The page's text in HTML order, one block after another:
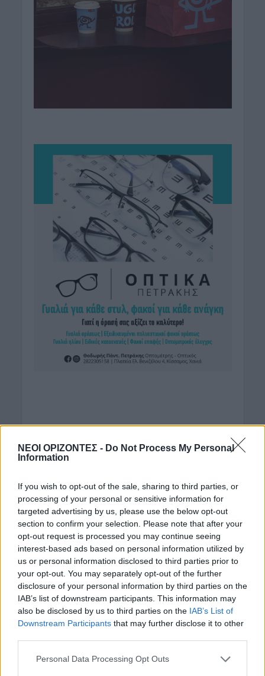
ΝΕΟΙ ΟΡΙΖΟΝΤΕΣ - Do Not Process My Personal
Information
If you wish to opt-out of the sale, sharing to third parties, or
processing of your personal or sensitive information for
targeted advertising by us, please use the below opt-out
section to confirm your selection. Please note that after your
opt-out request is processed you may continue seeing
interest-based ads based on personal information utilized by
us or personal information disclosed to third parties prior to
your opt-out. You may separately opt-out of the further
disclosure of your personal information by third parties on the
IAB’s list of downstream participants. This information may
also be disclosed by us to third parties on the IAB’s List of
Downstream Participants that may further disclose it to other
Personal Data Processing Opt Outs
ΡΟΗ ΕΙΔΗΣΕΩΝ
ΑΓΡΟΤΙΚΑ • ΝΕΟΙ ΟΡΙΖΟΝΤΕΣ
ελαιοτριβεία τούς “σώζουν” από το